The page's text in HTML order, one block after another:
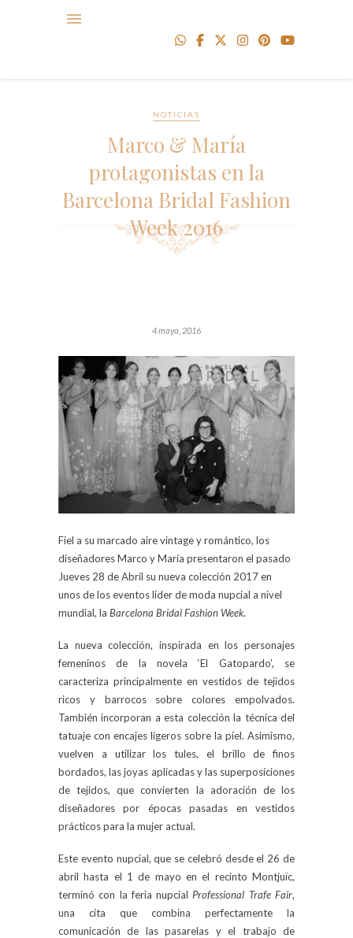
NOTICIAS
Marco & María
protagonistas en la
Barcelona Bridal Fashion
Week 2016
4 mayo, 2016
Fiel a su marcado aire vintage y romántico, los
diseñadores Marco y María presentaron el pasado
Jueves 28 de Abril su nueva colección 2017 en
unos de los eventos líder de moda nupcial a nivel
mundial, la Barcelona Bridal Fashion Week.
La nueva colección, inspirada en los personajes
femeninos de la novela ‘El Gatopardo’, se
caracteriza principalmente en vestidos de tejidos
ricos y barrocos sobre colores empolvados.
También incorporan a esta colección la técnica del
tatuaje con encajes ligeros sobre la piel. Asimismo,
vuelven a utilizar los tules, el brillo de finos
bordados, las joyas aplicadas y las superposiciones
de tejidos, que convierten la adoración de los
diseñadores por épocas pasadas en vestidos
prácticos para la mujer actual.
Este evento nupcial, que se celebró desde el 26 de
abril hasta el 1 de mayo en el recinto Montjuïc,
terminó con la feria nupcial Professional Trafe Fair,
una cita que combina perfectamente la
comunicación de las pasarelas y el trabajo de